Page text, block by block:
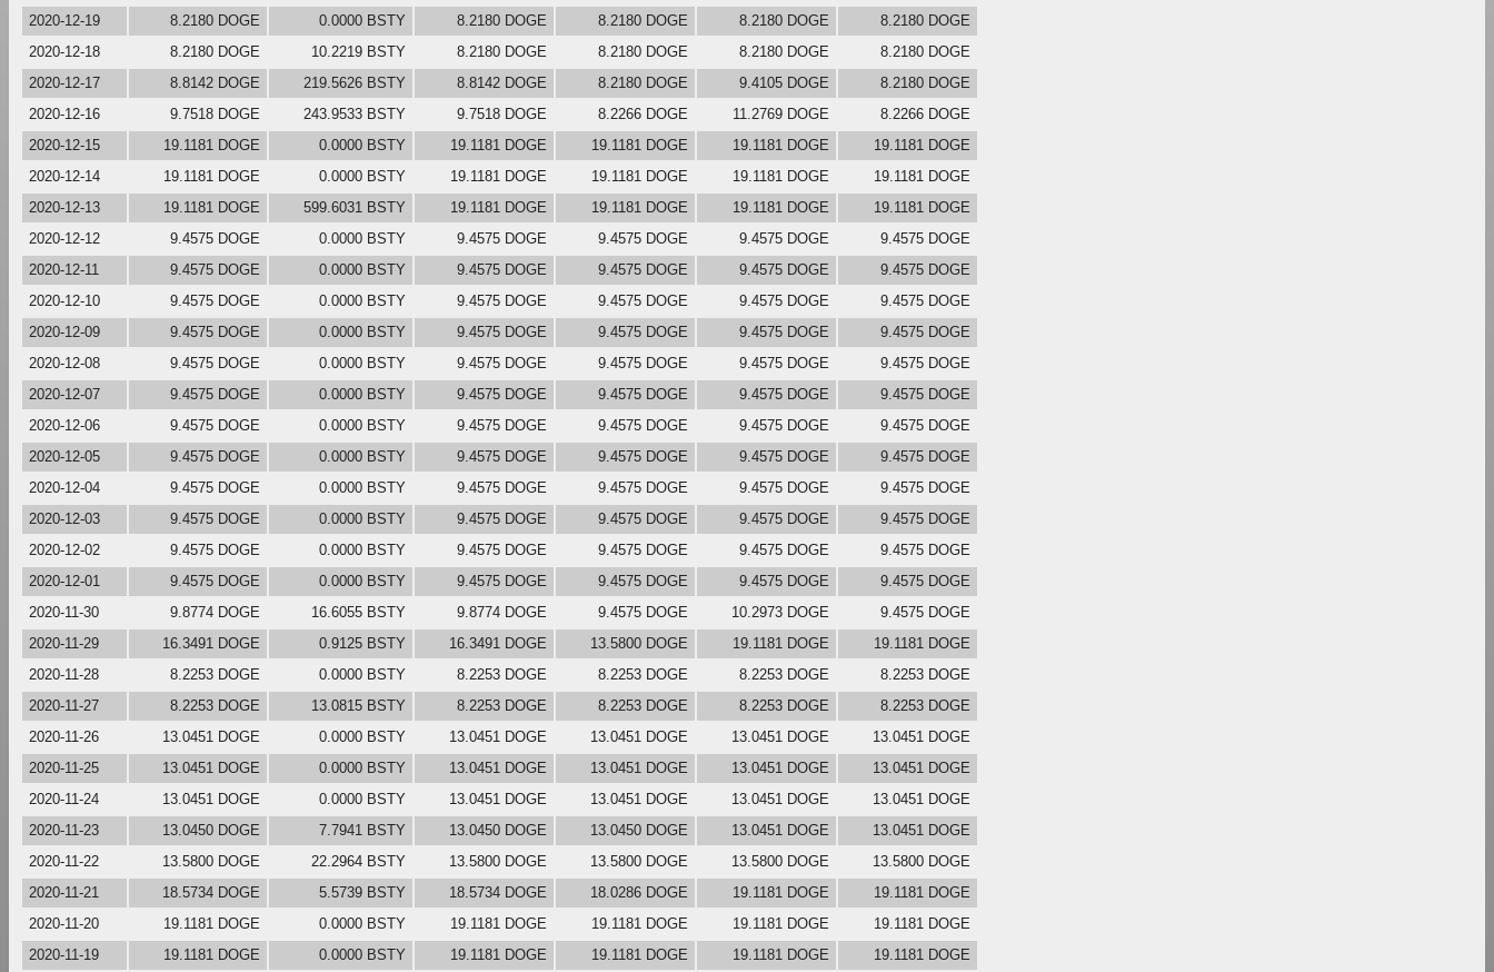
2020-12-19
8.2180 DOGE 0.0000 BSTY 8.2180 DOGE 8.2180 DOGE 8.2180 DOGE
8.2180 DOGE
2020-12-18
8.2180 DOGE 10.2219 BSTY 8.2180 DOGE 8.2180 DOGE 8.2180 DOGE
8.2180 DOGE
2020-12-17
8.8142 DOGE 219.5626 BSTY 8.8142 DOGE 8.2180 DOGE 9.4105 DOGE
8.2180 DOGE
2020-12-16
9.7518 DOGE 243.9533 BSTY 9.7518 DOGE 8.2266 DOGE 11.2769 DOGE
8.2266 DOGE
2020-12-15
19.1181 DOGE 0.0000 BSTY 19.1181 DOGE 19.1181 DOGE 19.1181 DOGE
19.1181 DOGE
2020-12-14
19.1181 DOGE 0.0000 BSTY 19.1181 DOGE 19.1181 DOGE 19.1181 DOGE
19.1181 DOGE
2020-12-13
19.1181 DOGE 599.6031 BSTY 19.1181 DOGE 19.1181 DOGE 19.1181 DOGE
19.1181 DOGE
2020-12-12
9.4575 DOGE 0.0000 BSTY 9.4575 DOGE 9.4575 DOGE 9.4575 DOGE
9.4575 DOGE
2020-12-11
9.4575 DOGE 0.0000 BSTY 9.4575 DOGE 9.4575 DOGE 9.4575 DOGE
9.4575 DOGE
2020-12-10
9.4575 DOGE 0.0000 BSTY 9.4575 DOGE 9.4575 DOGE 9.4575 DOGE
9.4575 DOGE
2020-12-09
9.4575 DOGE 0.0000 BSTY 9.4575 DOGE 9.4575 DOGE 9.4575 DOGE
9.4575 DOGE
2020-12-08
9.4575 DOGE 0.0000 BSTY 9.4575 DOGE 9.4575 DOGE 9.4575 DOGE
9.4575 DOGE
2020-12-07
9.4575 DOGE 0.0000 BSTY 9.4575 DOGE 9.4575 DOGE 9.4575 DOGE
9.4575 DOGE
2020-12-06
9.4575 DOGE 0.0000 BSTY 9.4575 DOGE 9.4575 DOGE 9.4575 DOGE
9.4575 DOGE
2020-12-05
9.4575 DOGE 0.0000 BSTY 9.4575 DOGE 9.4575 DOGE 9.4575 DOGE
9.4575 DOGE
2020-12-04
9.4575 DOGE 0.0000 BSTY 9.4575 DOGE 9.4575 DOGE 9.4575 DOGE
9.4575 DOGE
2020-12-03
9.4575 DOGE 0.0000 BSTY 9.4575 DOGE 9.4575 DOGE 9.4575 DOGE
9.4575 DOGE
2020-12-02
9.4575 DOGE 0.0000 BSTY 9.4575 DOGE 9.4575 DOGE 9.4575 DOGE
9.4575 DOGE
2020-12-01
9.4575 DOGE 0.0000 BSTY 9.4575 DOGE 9.4575 DOGE 9.4575 DOGE
9.4575 DOGE
2020-11-30
9.8774 DOGE 16.6055 BSTY 9.8774 DOGE 9.4575 DOGE 10.2973 DOGE
9.4575 DOGE
2020-11-29
16.3491 DOGE 0.9125 BSTY 16.3491 DOGE 13.5800 DOGE 19.1181 DOGE
19.1181 DOGE
2020-11-28
8.2253 DOGE 0.0000 BSTY 8.2253 DOGE 8.2253 DOGE 8.2253 DOGE
8.2253 DOGE
2020-11-27
8.2253 DOGE 13.0815 BSTY 8.2253 DOGE 8.2253 DOGE 8.2253 DOGE
8.2253 DOGE
2020-11-26
13.0451 DOGE 0.0000 BSTY 13.0451 DOGE 13.0451 DOGE 13.0451 DOGE
13.0451 DOGE
2020-11-25
13.0451 DOGE 0.0000 BSTY 13.0451 DOGE 13.0451 DOGE 13.0451 DOGE
13.0451 DOGE
2020-11-24
13.0451 DOGE 0.0000 BSTY 13.0451 DOGE 13.0451 DOGE 13.0451 DOGE
13.0451 DOGE
2020-11-23
13.0450 DOGE 7.7941 BSTY 13.0450 DOGE 13.0450 DOGE 13.0451 DOGE
13.0451 DOGE
2020-11-22
13.5800 DOGE 22.2964 BSTY 13.5800 DOGE 13.5800 DOGE 13.5800 DOGE
13.5800 DOGE
2020-11-21
18.5734 DOGE 5.5739 BSTY 18.5734 DOGE 18.0286 DOGE 19.1181 DOGE
19.1181 DOGE
2020-11-20
19.1181 DOGE 0.0000 BSTY 19.1181 DOGE 19.1181 DOGE 19.1181 DOGE
19.1181 DOGE
2020-11-19
19.1181 DOGE 0.0000 BSTY 19.1181 DOGE 19.1181 DOGE 19.1181 DOGE 19.1181 DOGE